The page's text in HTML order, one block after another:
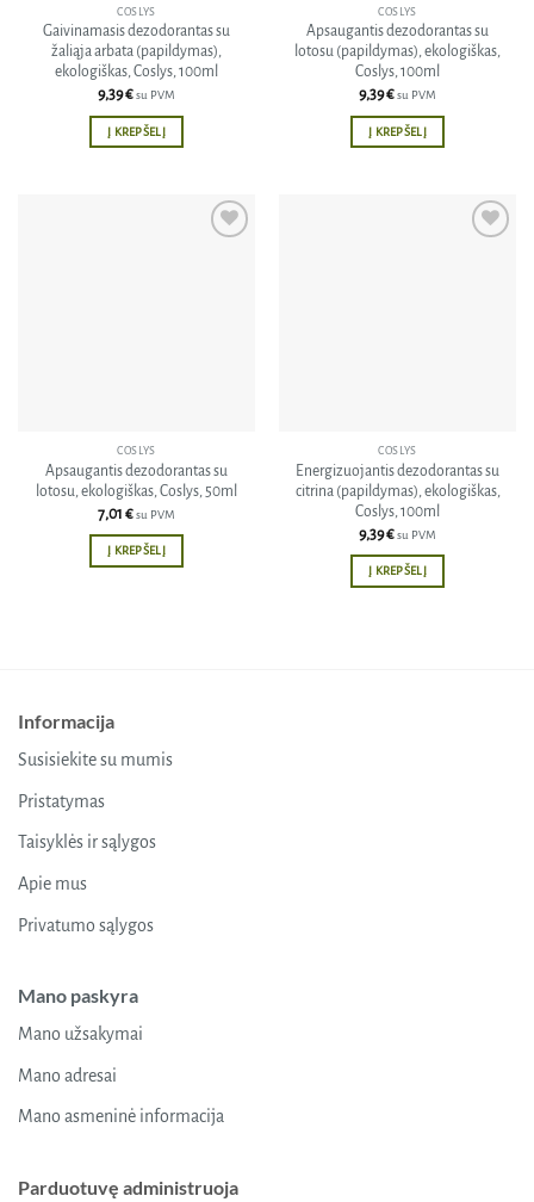
COSLYS
Gaivinamasis dezodorantas su
žaliąja arbata (papildymas),
ekologiškas, Coslys, 100ml
9,39€su PVM
Į KREPŠELĮ
COSLYS
Apsaugantis dezodorantas su
lotosu (papildymas), ekologiškas,
Coslys, 100ml
9,39€su PVM
Į KREPŠELĮ
COSLYS
Apsaugantis dezodorantas su
lotosu, ekologiškas, Coslys, 50ml
7,01 €su PVM
Į KREPŠELĮ
COSLYS
Energizuojantis dezodorantas su
citrina (papildymas), ekologiškas,
Coslys, 100ml
9,39€su PVM
Į KREPŠELĮ
Informacija
Susisiekite su mumis
Pristatymas
Taisyklės ir sąlygos
Apie mus
Privatumo sąlygos
Mano paskyra
Mano užsakymai
Mano adresai
Mano asmeninė informacija
Parduotuvę administruoja